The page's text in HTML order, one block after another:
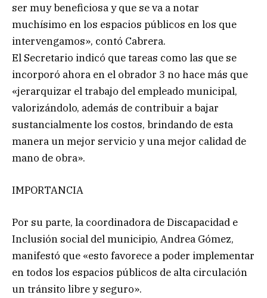
ser muy beneficiosa y que se va a notar
muchísimo en los espacios públicos en los que
intervengamos», contó Cabrera.
El Secretario indicó que tareas como las que se
incorporó ahora en el obrador 3 no hace más que
«jerarquizar el trabajo del empleado municipal,
valorizándolo, además de contribuir a bajar
sustancialmente los costos, brindando de esta
manera un mejor servicio y una mejor calidad de
mano de obra».
IMPORTANCIA
Por su parte, la coordinadora de Discapacidad e
Inclusión social del municipio, Andrea Gómez,
manifestó que «esto favorece a poder implementar
en todos los espacios públicos de alta circulación
un tránsito libre y seguro».